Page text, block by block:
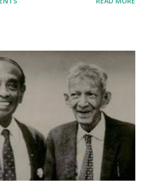
திறமையை பற்றியும் பேசியிருக்கிறார்கள்.
👇 இது அடெல் பால்சிங்கமும்
அண்ணன் திருமாவும் சொல்லியிருக்கிறார்.
காணொளி இணைப்பு copy & paste the
browser for video
mrpaluvets/status/1201838877746417
எல்லா ஆண்களும் சமைப்பார்கள். ஈழத்து
சமையலுக்கு ஒரு முக்கியமான இடம்